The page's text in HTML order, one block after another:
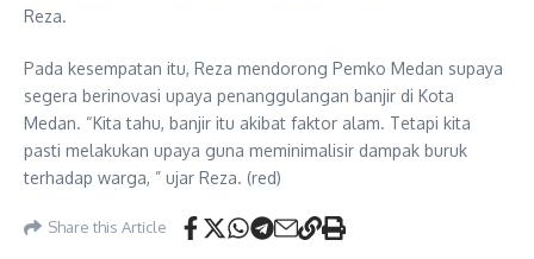
Reza.
Pada kesempatan itu, Reza mendorong Pemko Medan supaya
segera berinovasi upaya penanggulangan banjir di Kota
Medan. “Kita tahu, banjir itu akibat faktor alam. Tetapi kita
pasti melakukan upaya guna meminimalisir dampak buruk
terhadap warga, ” ujar Reza. (red)
Share this Article